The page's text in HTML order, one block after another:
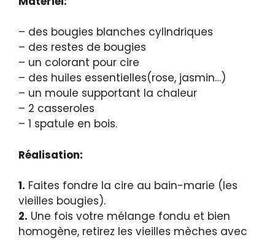
– des bougies blanches cylindriques
– des restes de bougies
– un colorant pour cire
– des huiles essentielles(rose, jasmin…)
– un moule supportant la chaleur
– 2 casseroles
– 1 spatule en bois.
Réalisation:
1. Faites fondre la cire au bain-marie (les
vieilles bougies).
2. Une fois votre mélange fondu et bien
homogène, retirez les vieilles mèches avec